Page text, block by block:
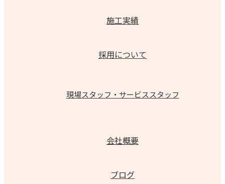
施工実績
採用について
現場スタッフ・サービススタッフ
会社概要
ブログ